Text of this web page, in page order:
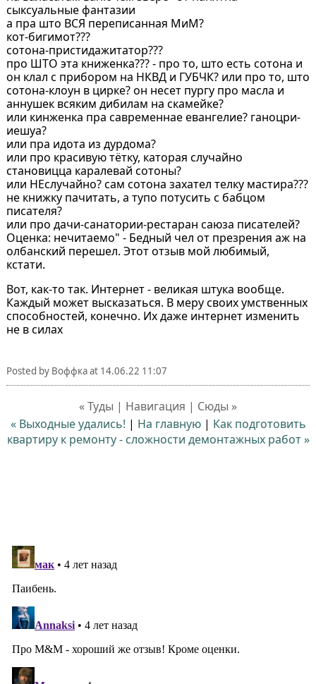
сыксуальные фантазии
а пра што ВСЯ переписанная МиМ?
кот-бигимот???
сотона-пристидажитатор???
про ШТО эта книженка??? - про то, што есть сотона и
он клал с прибором на НКВД и ГУБЧК? или про то, што
сотона-клоун в цирке? он несет пургу про масла и
аннушек всяким дибилам на скамейке?
или кинженка пра савременнае евангелие? ганоцри-
иешуа?
или пра идота из дурдома?
или про красивую тётку, каторая случайно
становицца каралевай сотоны?
или НЕслучайно? сам сотона захател телку мастира???
не книжку пачитать, а тупо потусить с бабцом
писателя?
или про дачи-санатории-рестаран саюза писателей?
Оценка: нечитаемо" - Бедный чел от презрения аж на
олбанский перешел. Этот отзыв мой любимый,
кстати.
Вот, как-то так. Интернет - великая штука вообще.
Каждый может высказаться. В меру своих умственных
способностей, конечно. Их даже интернет изменить
не в силах
Posted by Воффкаat 14.06.22 11:07
« Туды | Навигация | Сюды »
« Выходные удались! | На главную| Как подготовить
квартиру к ремонту - сложности демонтажных работ »